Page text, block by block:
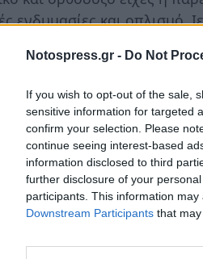
Notospress.gr - Do Not
If you wish to opt-out of the sale,
sensitive information for targeted
confirm your selection. Please
continue seeing interest-based
information disclosed to third
further disclosure of your
participants. This information
Downstream Participants that
ενδυμασίες και οπλισμό,
μηνύματα και
όσο και των Σχολείων
μνήμη και τιμή σε ότι